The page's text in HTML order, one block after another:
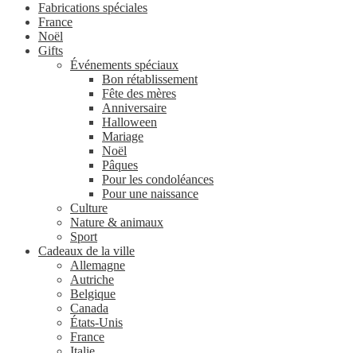
Fabrications spéciales
France
Noël
Gifts
Événements spéciaux
Bon rétablissement
Fête des mères
Anniversaire
Halloween
Mariage
Noël
Pâques
Pour les condoléances
Pour une naissance
Culture
Nature & animaux
Sport
Cadeaux de la ville
Allemagne
Autriche
Belgique
Canada
États-Unis
France